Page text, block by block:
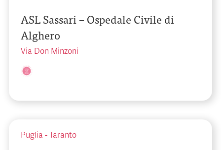
ASL Sassari – Ospedale Civile di
Alghero
Via Don Minzoni
Puglia - Taranto